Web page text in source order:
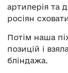
артилерія та
росіян
Потім наша
позицій і
бліндажа.